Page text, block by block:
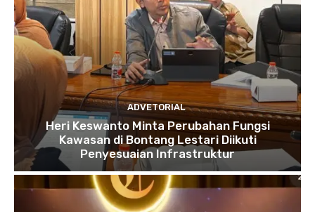
ADVETORIAL
Heri Keswanto Minta Perubahan Fungsi
Kawasan di Bontang Lestari Diikuti
Penyesuaian Infrastruktur